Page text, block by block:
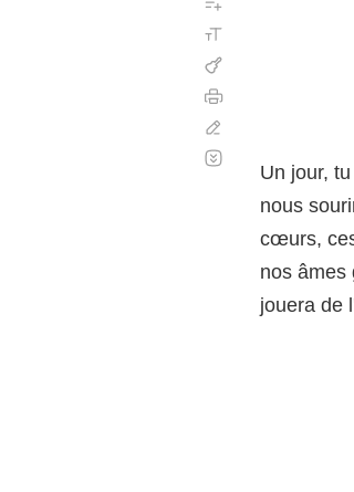
Un jour,
nous
cœurs,
nos âmes
jouera de
automático